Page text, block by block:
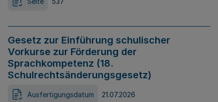
Gesetz zur Einführung schulischer
Vorkurse zur Förderung der
Sprachkompetenz (18.
Schulrechtsänderungsgesetz)
Ausfertigungsdatum 21.07.2026